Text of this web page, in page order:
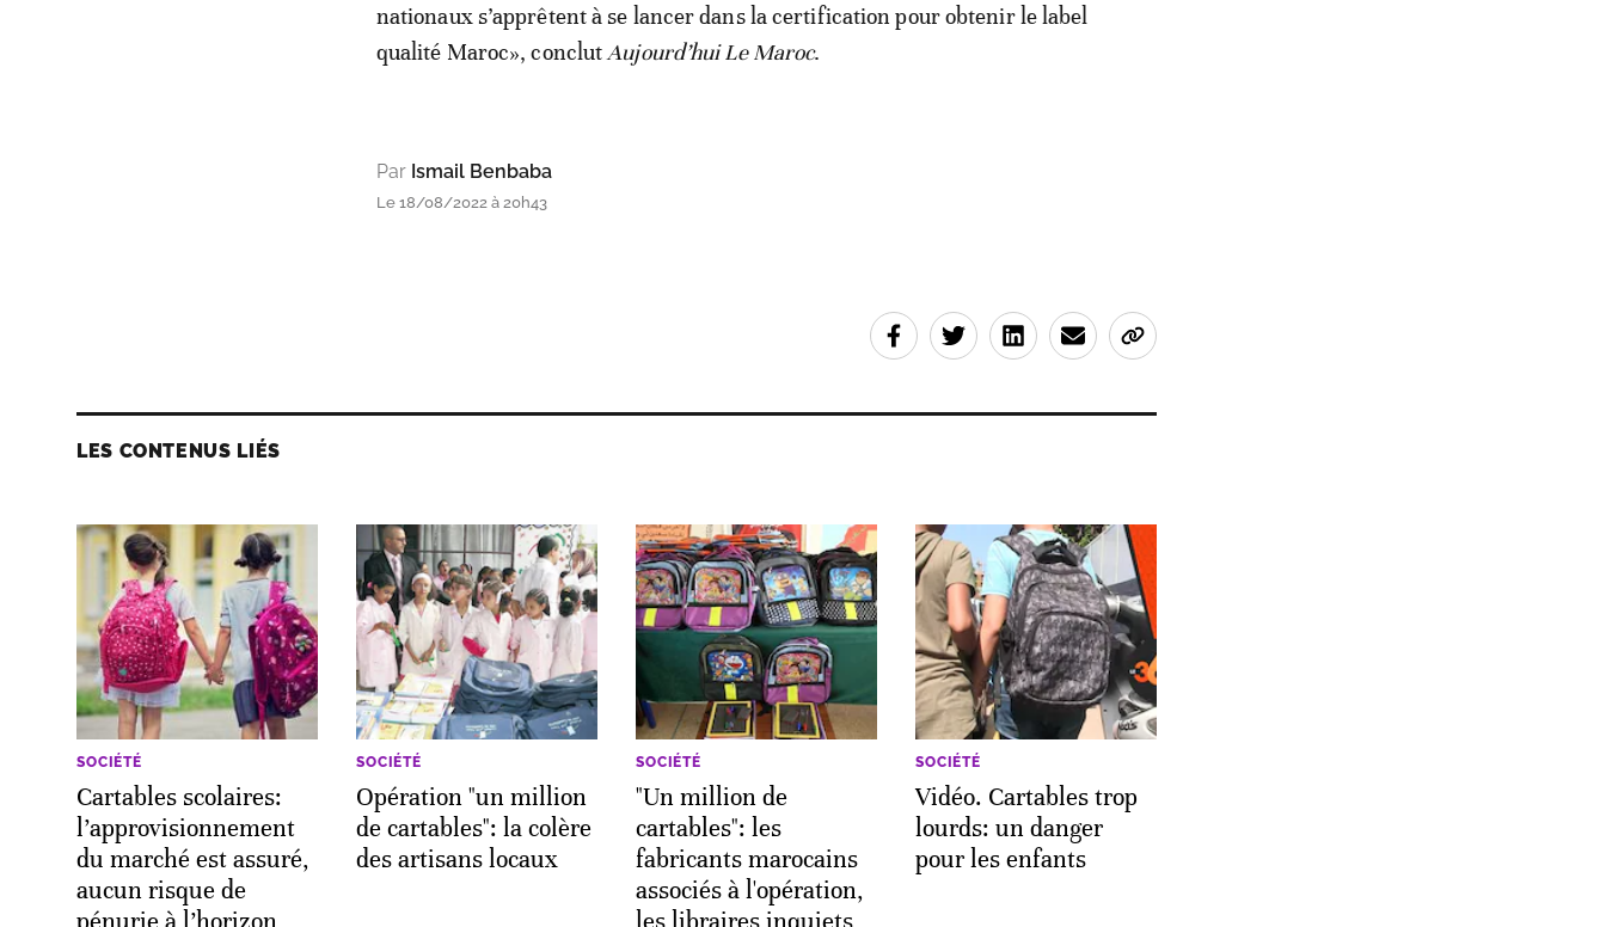
nationaux s’apprêtent à se lancer dans la certification pour obtenir le label
qualité Maroc», conclut Aujourd’hui Le Maroc.
Par Ismail Benbaba
Le 18/08/2022 à 20h43
LES CONTENUS LIÉS
SOCIÉTÉ
Cartables scolaires:
l’approvisionnement
du marché est assuré,
aucun risque de
pénurie à l’horizon
SOCIÉTÉ
Opération "un million
de cartables": la colère
des artisans locaux
SOCIÉTÉ
"Un million de
cartables": les
fabricants marocains
associés à l'opération,
les libraires inquiets
SOCIÉTÉ
Vidéo. Cartables trop
lourds: un danger
pour les enfants